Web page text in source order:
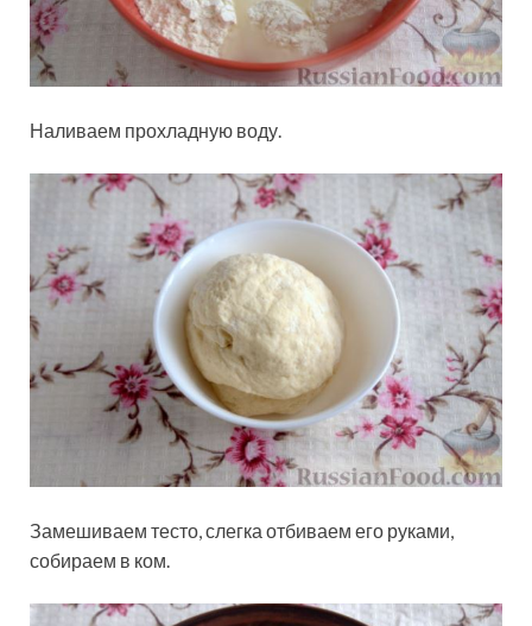
Наливаем прохладную воду.
Замешиваем тесто, слегка отбиваем его руками,
собираем в ком.